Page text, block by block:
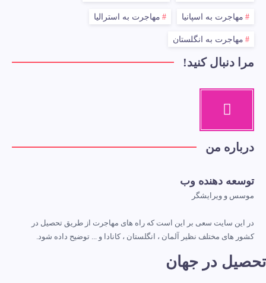
مهاجرت به اسپانیا مهاجرت به استرالیا
مهاجرت به انگلستان
مرا دنبال کنید!
درباره من
توسعه دهنده وب
موسس و ویرایشگر
در این سایت سعی بر این است که راه های مهاجرت از طریق تحصیل در
کشور های مختلف نظیر آلمان ، انگلستان ، کانادا و ... توضیح داده شود.
تحصیل در جهان